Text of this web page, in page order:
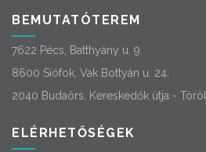
BEMUTATÓTEREM
7622 Pécs, Batthyány u. 9.
8600 Siófok, Vak Bottyán u. 24.
2040 Budaörs, Kereskedők útja -
ELÉRHETŐSÉGEK